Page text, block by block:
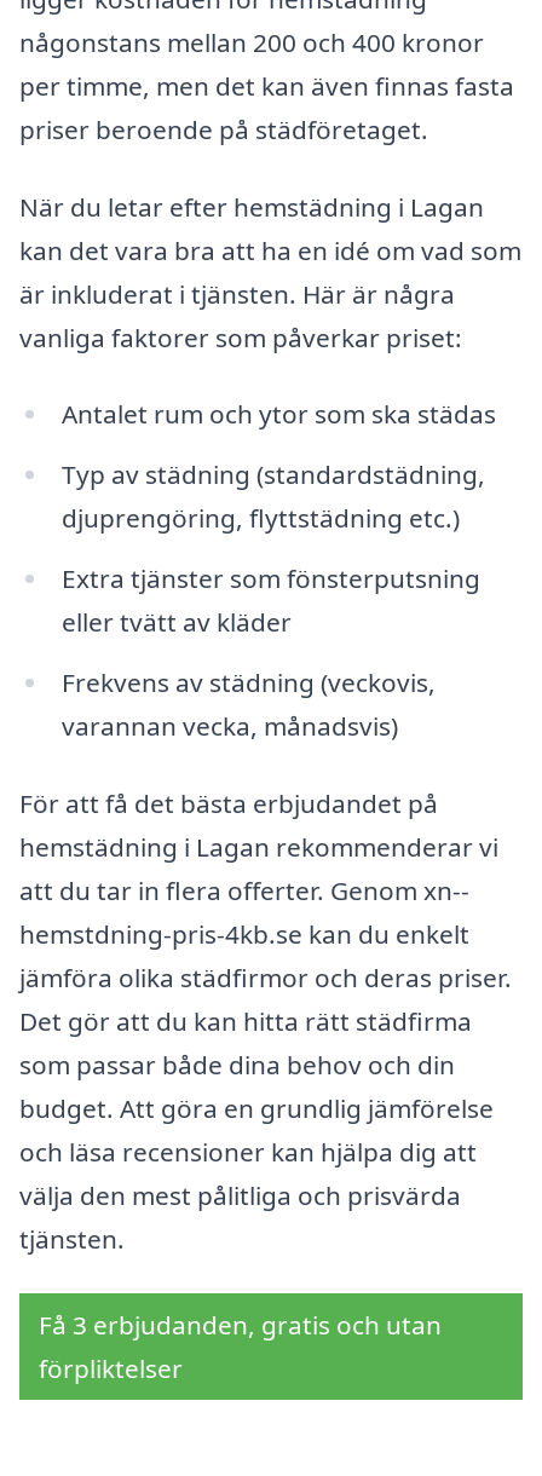
någonstans mellan 200 och 400 kronor
per timme, men det kan även finnas fasta
priser beroende på städföretaget.
När du letar efter hemstädning i Lagan
kan det vara bra att ha en idé om vad som
är inkluderat i tjänsten. Här är några
vanliga faktorer som påverkar priset:
Antalet rum och ytor som ska städas
Typ av städning (standardstädning,
djuprengöring, flyttstädning etc.)
Extra tjänster som fönsterputsning
eller tvätt av kläder
Frekvens av städning (veckovis,
varannan vecka, månadsvis)
För att få det bästa erbjudandet på
hemstädning i Lagan rekommenderar vi
att du tar in flera offerter. Genom xn--
hemstdning-pris-4kb.se kan du enkelt
jämföra olika städfirmor och deras priser.
Det gör att du kan hitta rätt städfirma
som passar både dina behov och din
budget. Att göra en grundlig jämförelse
och läsa recensioner kan hjälpa dig att
välja den mest pålitliga och prisvärda
tjänsten.
Få 3 erbjudanden, gratis och utan
förpliktelser